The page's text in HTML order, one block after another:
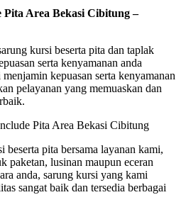
Area Bekasi Cibitung –
kursi beserta pita dan taplak
serta kenyamanan anda
kepuasan serta kenyamanan
pelayanan yang memuaskan dan
beserta pita bersama layanan kami,
paketan, lusinan maupun eceran
anda, sarung kursi yang kami
sangat baik dan tersedia berbagai